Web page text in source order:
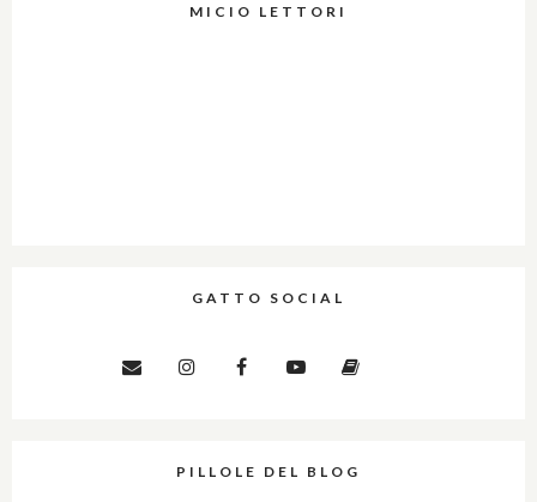
MICIO LETTORI
GATTO SOCIAL
PILLOLE DEL BLOG